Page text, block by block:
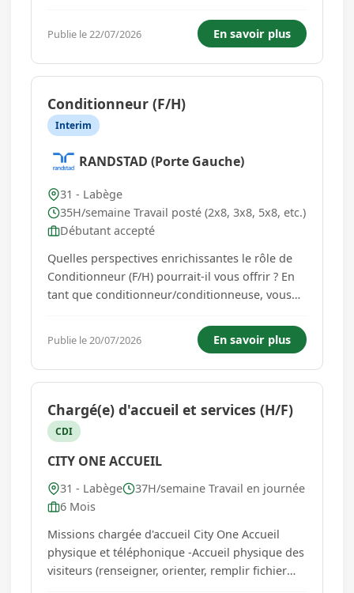
production, retirer les produits non conformes
ou défectueux - Mise en sachet de la
production - Mise en carton des sachets - ...
Publie le 22/07/2026 En savoir plus
Conditionneur (F/H)
Interim
RANDSTAD (Porte Gauche)
31 - Labège
35H/semaine Travail posté (2x8, 3x8, 5x8, etc.)
Débutant accepté
Quelles perspectives enrichissantes le rôle de
Conditionneur (F/H) pourrait-il vous offrir ? En
tant que conditionneur/conditionneuse, vous
produits pour garantir leur qualité et
conformité. - Assurer le conditionnement des
sets de soins à us...
Publie le 20/07/2026 En savoir plus
Chargé(e) d'accueil et services (H/F)
CDI
CITY ONE ACCUEIL
31 - Labège
37H/semaine Travail en journée
6 Mois
Missions chargée d'accueil City One Accueil
physique et téléphonique -Accueil physique des
visiteurs (renseigner, orienter, remplir fichier